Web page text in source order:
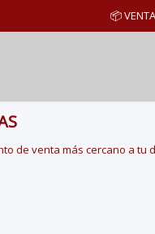
📦
de venta más cercano a tu